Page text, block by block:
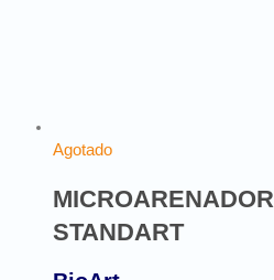
Agotado
MICROARENADOR
STANDART